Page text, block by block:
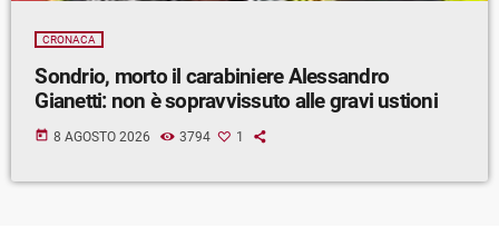
CRONACA
Sondrio, morto il carabiniere Alessandro
Gianetti: non è sopravvissuto alle gravi ustioni
today 8 AGOSTO 2026 3794 1